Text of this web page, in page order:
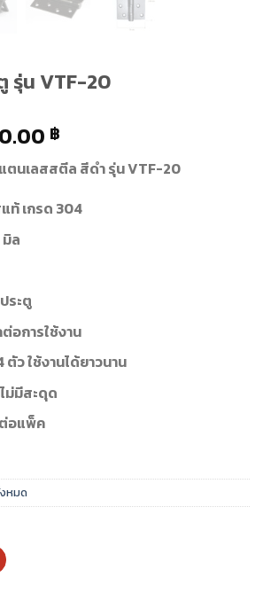
รุ่น VTF-20
฿
ตนเลสสตีล สีดำ รุ่น VTF-20
ท้ เกรด 304
มิล
ระตู
อการใช้งาน
ว ใช้งานได้ยาวนาน
ม่มีสะดุด
อแพ็ค
หมด